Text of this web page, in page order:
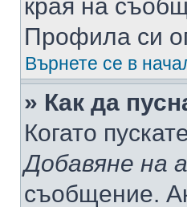
края на
Профила си
Върнете се в
» Как да
Когато
Добавяне на
съобщение.